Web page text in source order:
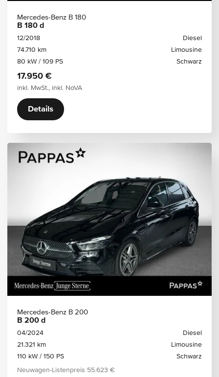
Mercedes-Benz B 180
B 180 d
12/2018
Diesel
74.710 km
Limousine
80 kW / 109 PS
Schwarz
17.950 €
inkl. MwSt., inkl. NoVA
Details
Mercedes-Benz B 200
B 200 d
04/2024
Diesel
21.321 km
Limousine
110 kW / 150 PS
Schwarz
Neuwagen-Listenpreis 55.623 €